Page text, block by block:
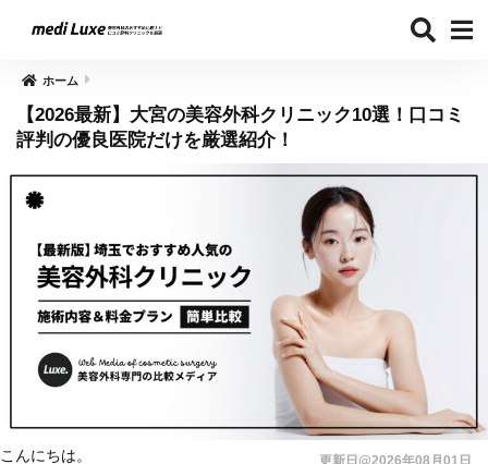
ホーム
【2026最新】大宮の美容外科クリニック10選！口コミ
評判の優良医院だけを厳選紹介！
更新日@2026年08月01日
こんにちは。